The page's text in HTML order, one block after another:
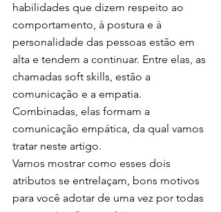
habilidades que dizem respeito ao
comportamento, à postura e à
personalidade das pessoas estão em
alta e tendem a continuar. Entre elas, as
chamadas soft skills, estão a
comunicação e a empatia.
Combinadas, elas formam a
comunicação empática, da qual vamos
tratar neste artigo.
Vamos mostrar como esses dois
atributos se entrelaçam, bons motivos
para você adotar de uma vez por todas